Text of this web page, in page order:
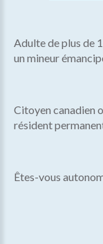
Adulte de plus de
un mineur
Citoyen canadien
résident
Êtes-vous